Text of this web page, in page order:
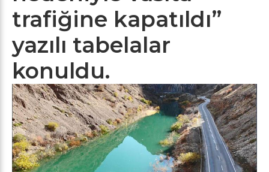
trafiğine kapatıldı”
yazılı tabelalar
konuldu.